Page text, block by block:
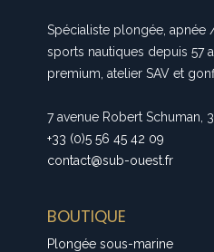
Spécialiste plongée, apnée
sports nautiques depuis 57
premium, atelier SAV et
7 avenue Robert Schuman,
+33 (0)5 56 45 42 09
contact@sub-ouest.fr
BOUTIQUE
Plongée sous-marine